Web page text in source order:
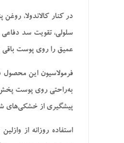
سلولی، تقویت سد
عمیق را روی پوست باقی
فرمولاسیون این
به‌راحتی روی پوست پخش
پیشگیری از خشکی‌های
استفاده روزانه از